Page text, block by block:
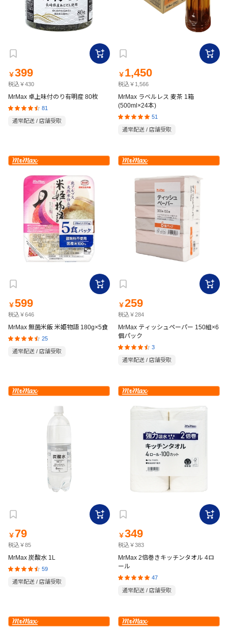
￥399
税込￥430
MrMax 卓上味付のり有明産 80枚
81
通常配送 / 店舗受取
￥ 1,450
税込￥1,566
MrMax ラベルレス 麦茶 1箱
(500ml×24本)
51
通常配送 / 店舗受取
￥599
税込￥646
MrMax 無菌米飯 米姫物語 180g×5食
25
通常配送 / 店舗受取
￥259
税込￥284
MrMax ティッシュペーパー 150組×6
個パック
3
通常配送 / 店舗受取
￥ 79
税込￥85
MrMax 炭酸水 1L
59
通常配送 / 店舗受取
￥349
税込￥383
MrMax 2倍巻きキッチンタオル 4ロ
ール
47
通常配送 / 店舗受取